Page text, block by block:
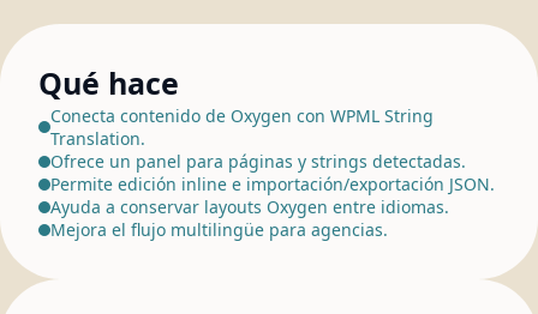
Qué hace
Conecta contenido de Oxygen con WPML String
Translation.
Ofrece un panel para páginas y strings detectadas.
Permite edición inline e importación/exportación JSON.
Ayuda a conservar layouts Oxygen entre idiomas.
Mejora el flujo multilingüe para agencias.